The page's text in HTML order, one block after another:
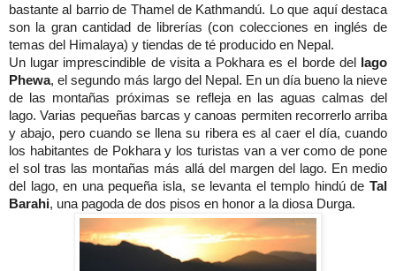
bastante al barrio de Thamel de Kathmandú. Lo que aquí destaca
son la gran cantidad de librerías (con colecciones en inglés de
temas del Himalaya) y tiendas de té producido en Nepal.
Un lugar imprescindible de visita a Pokhara es el borde del
lago
Phewa, el segundo más largo del Nepal. En un día bueno la nieve
de las montañas próximas se refleja en las aguas calmas del
lago. Varias pequeñas barcas y canoas permiten recorrerlo arriba
y abajo, pero cuando se llena su ribera es al caer el día, cuando
los habitantes de Pokhara y los turistas van a ver como de pone
el sol tras las montañas más allá del margen del lago. En medio
del lago, en una pequeña isla, se levanta el templo hindú de Tal
Barahi, una pagoda de dos pisos en honor a la diosa Durga.